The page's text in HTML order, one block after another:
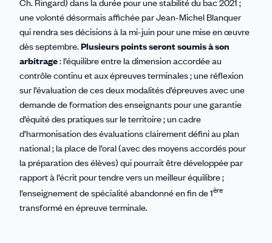
une volonté désormais affichée par Jean-Michel Blanquer
qui rendra ses décisions à la mi-juin pour une mise en œuvre
dès septembre.Plusieurs points seront soumis à son
arbitrage: l’équilibre entre la dimension accordée au
contrôle continu et aux épreuves terminales ; une réflexion
sur l’évaluation de ces deux modalités d’épreuves avec une
demande de formation des enseignants pour une garantie
d’équité des pratiques sur le territoire ; un cadre
d’harmonisation des évaluations clairement défini au plan
national ; la place de l’oral (avec des moyens accordés pour
la préparation des élèves) qui pourrait être développée par
rapport à l’écrit pour tendre vers un meilleur équilibre ;
l’enseignement de spécialité abandonné en fin de 1ère
transformé en épreuve terminale.